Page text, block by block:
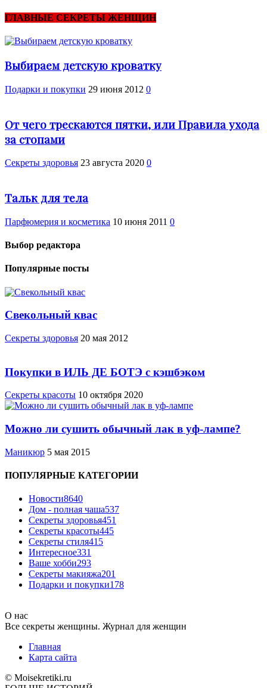
ГЛАВНЫЕ СЕКРЕТЫ ЖЕНЩИН
Выбираем детскую кроватку
Подарки и покупки 29 июня 2012 0
От чего трескаются пятки, или Правила ухода
за стопами
Cекреты здоровья 23 августа 2020 0
Тальк для тела
Парфюмерия и косметика 10 июня 2011 0
Выбор редактора
Популярные посты
Свекольный квас
Cекреты здоровья 20 мая 2012
Покупки в ИЛЬ ДЕ БОТЭ с кэшбэком
Секреты красоты 10 октября 2020
Можно ли сушить обычный лак в уф-лампе?
Маникюр 5 мая 2015
ПОПУЛЯРНЫЕ КАТЕГОРИИ
Новости8640
Дом - полная чаша537
Cекреты здоровья451
Секреты красоты445
Секреты стиля415
Интересное331
Ваше хобби293
Секреты макияжа201
Подарки и покупки178
О нас
Все секреты женщины. Журнал для женщин
Главная
Карта сайта
© Moisekretiki.ru